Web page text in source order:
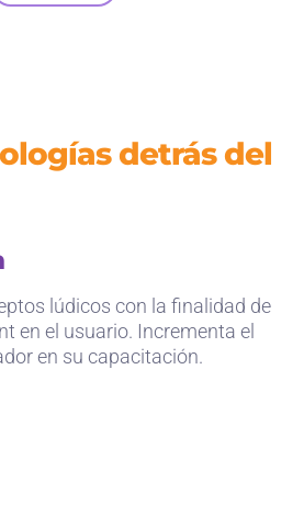
detrás del
lúdicos con la finalidad de
en el usuario. Incrementa el
en su capacitación.